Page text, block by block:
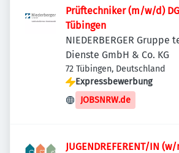
Prüftechniker (m/w/d)
Tübingen
NIEDERBERGER Gruppe
Dienste GmbH & Co. KG
72 Tübingen, Deutschland
Expressbewerbung
JOBSNRW.de
JUGENDREFERENT/IN